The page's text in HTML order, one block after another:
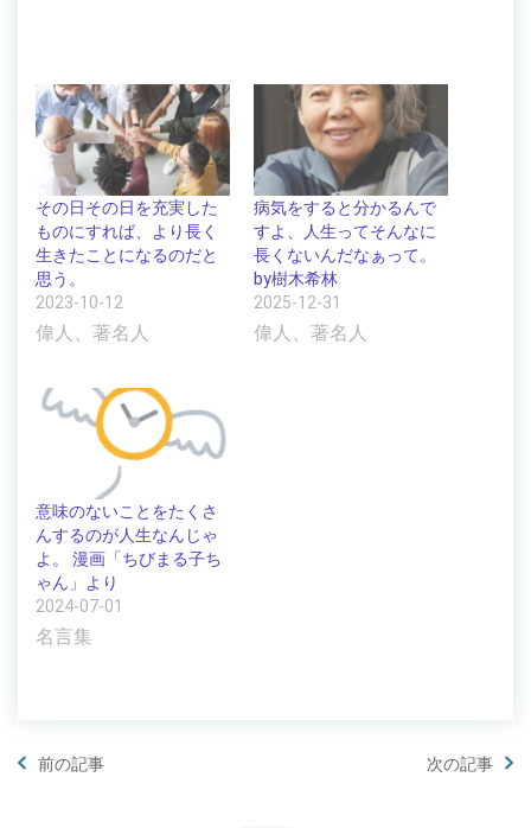
その日その日を充実した
ものにすれば、より長く
生きたことになるのだと
思う。
2023-10-12
偉人、著名人
病気をすると分かるんで
すよ、人生ってそんなに
長くないんだなぁって。
by樹木希林
2025-12-31
偉人、著名人
意味のないことをたくさ
んするのが人生なんじゃ
よ。 漫画「ちびまる子ち
ゃん」より
2024-07-01
名言集
前の記事 次の記事